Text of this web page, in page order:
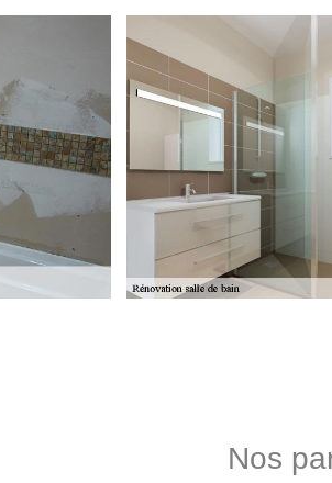
du prix des interventions à réaliser.
Nos